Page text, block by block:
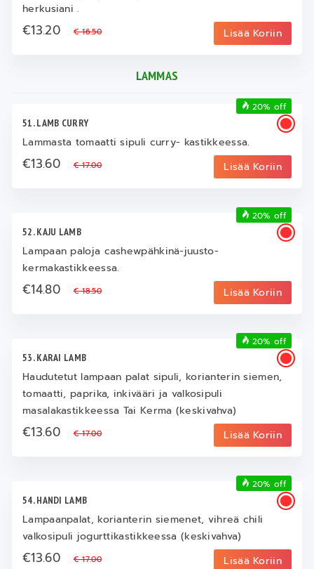
herkusiani .
€13.20€ 16.50 Lisää Koriin
LAMMAS
51. LAMB CURRY
Lammasta tomaatti sipuli curry- kastikkeessa.
€13.60€ 17.00 Lisää Koriin
20% off
52. KAJU LAMB
Lampaan paloja cashewpähkinä-juusto-
kermakastikkeessa.
€14.80€ 18.50 Lisää Koriin
20% off
53. KARAI LAMB
Haudutetut lampaan palat sipuli, korianterin siemen,
tomaatti, paprika, inkivääri ja valkosipuli
masalakastikkeessa Tai Kerma (keskivahva)
€13.60€ 17.00 Lisää Koriin
20% off
54. HANDI LAMB
Lampaanpalat, korianterin siemenet, vihreä chili
valkosipuli jogurttikastikkeessa (keskivahva)
€13.60€ 17.00 Lisää Koriin
20% off